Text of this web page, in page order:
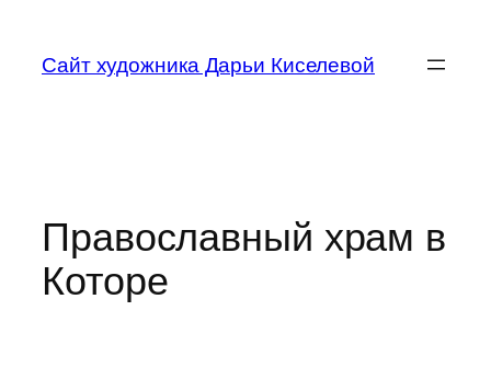
содержимому
Сайт художника Дарьи Киселевой
Православный храм в
Которе